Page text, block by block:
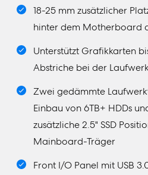
18-25 mm zusätzlicher
hinter dem Motherboard
Unterstützt Grafikkarten
Abstriche bei der
Zwei gedämmte
Einbau von 6TB+ HDDs
zusätzliche 2.5" SSD
Mainboard-Träger
Front I/O Panel mit USB